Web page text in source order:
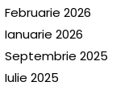
Februarie 2026
Ianuarie 2026
Septembrie 2025
Iulie 2025